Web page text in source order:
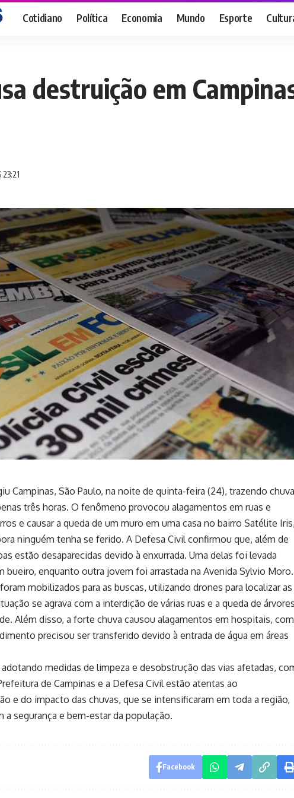
Cotidiano Política Economia Mundo Esporte
destruição em
Campinas, São Paulo, na noite de quinta-feira (24), trazendo
três horas. O fenômeno provocou alagamentos em ruas e
e causar a queda de um muro em uma casa no bairro Satélite Iris,
ninguém tenha se ferido. A Defesa Civil confirmou que, além de
estão desaparecidas devido à enxurrada. Uma delas foi levada
bueiro, enquanto outra jovem foi arrastada na Avenida Sylvio Moro.
mobilizados para as buscas, utilizando drones para localizar as
se agrava com a interdição de várias ruas e a queda de árvores
Além disso, a forte chuva causou alagamentos em hospitais,
precisou ser transferido devido à entrada de água em áreas
medidas de limpeza e desobstrução das vias afetadas,
de Campinas e a Defesa Civil estão atentas ao
e do impacto das chuvas, que se intensificaram em toda a região,
segurança e bem-estar da população.
Facebook